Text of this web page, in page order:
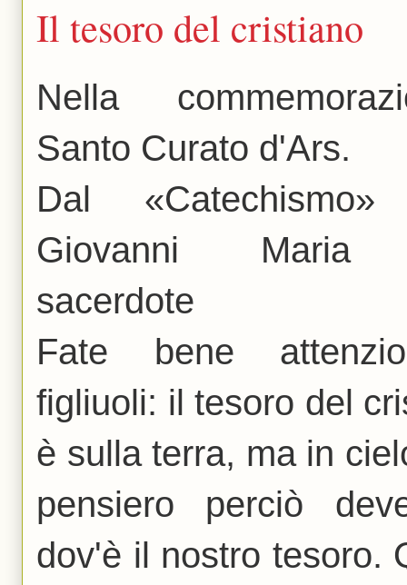
Il tesoro del cristiano
Nella
Santo Curato d'Ars.
Dal
Giovanni Maria
sacerdote
Fate bene
figliuoli: il tesoro del
è sulla terra, ma in
pensiero perciò
dov'è il nostro tesoro.